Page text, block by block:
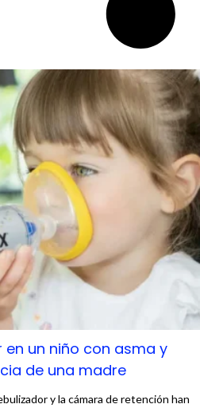
en un niño con asma y
de una madre
y la cámara de retención han